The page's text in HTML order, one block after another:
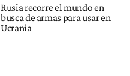
Rusia recorre el mundo en
busca de armas para usar en
Ucrania